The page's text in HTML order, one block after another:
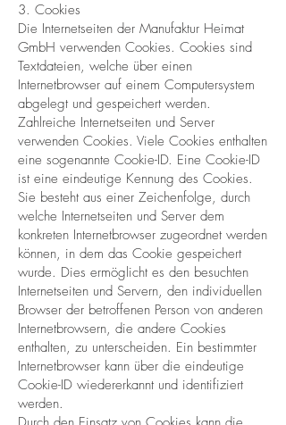
3. Cookies
Die Internetseiten der Manufaktur Heimat
GmbH verwenden Cookies. Cookies sind
Textdateien, welche über einen
Internetbrowser auf einem Computersystem
abgelegt und gespeichert werden.
Zahlreiche Internetseiten und Server
verwenden Cookies. Viele Cookies enthalten
eine sogenannte Cookie-ID. Eine Cookie-ID
ist eine eindeutige Kennung des Cookies.
Sie besteht aus einer Zeichenfolge, durch
welche Internetseiten und Server dem
konkreten Internetbrowser zugeordnet werden
können, in dem das Cookie gespeichert
wurde. Dies ermöglicht es den besuchten
Internetseiten und Servern, den individuellen
Browser der betroffenen Person von anderen
Internetbrowsern, die andere Cookies
enthalten, zu unterscheiden. Ein bestimmter
Internetbrowser kann über die eindeutige
Cookie-ID wiedererkannt und identifiziert
werden.